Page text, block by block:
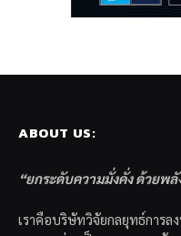
ABOUT US:
“ยกระดับความมั่งคั่ง ด้วยพ
เราคือบริษัทวิจัยกลยุทธ์การล